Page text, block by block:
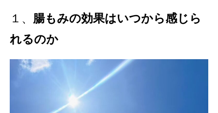
１、 腸もみの効果はいつから感じら
れるのか